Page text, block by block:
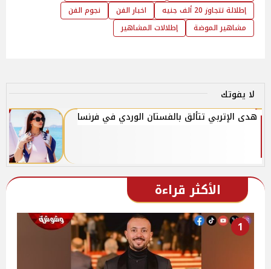
إطلالة تتجاوز 20 ألف جنيه
اخبار الفن
نجوم الفن
مشاهير الموضة
إطلالات المشاهير
لا يفوتك
هدى الإتربي تتألق بالفستان الوردي في فرنسا
الأكثر قراءة
1